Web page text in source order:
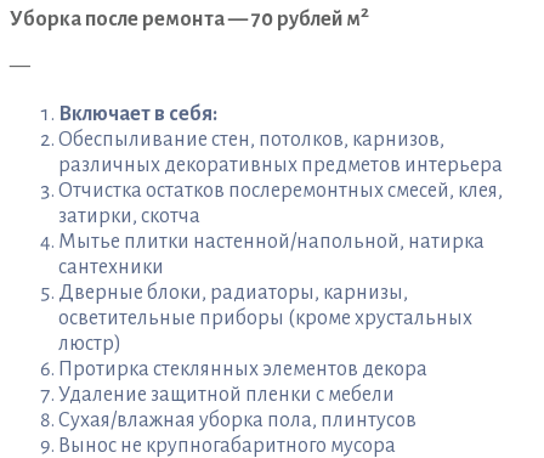
Уборка после ремонта — 70 рублей м2
—
Включает в себя:
Обеспыливание стен, потолков, карнизов,
различных декоративных предметов интерьера
Отчистка остатков послеремонтных смесей, клея,
затирки, скотча
Мытье плитки настенной/напольной, натирка
сантехники
Дверные блоки, радиаторы, карнизы,
осветительные приборы (кроме хрустальных
люстр)
Протирка стеклянных элементов декора
Удаление защитной пленки с мебели
Сухая/влажная уборка пола, плинтусов
Вынос не крупногабаритного мусора